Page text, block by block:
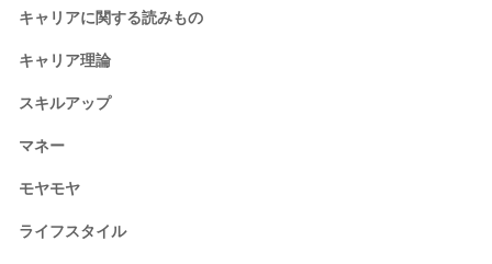
キャリアに関する読みもの
キャリア理論
スキルアップ
マネー
モヤモヤ
ライフスタイル